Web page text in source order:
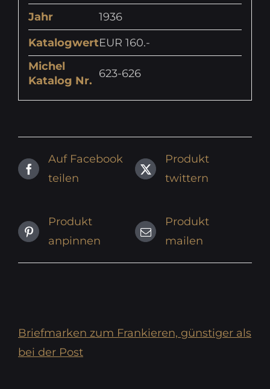
Jahr
1936
KatalogwertEUR 160.-
Michel
Katalog Nr.
623-626
Auf Facebook
teilen
Produkt
twittern
Produkt
anpinnen
Produkt
mailen
Briefmarken zum Frankieren, günstiger als
bei der Post